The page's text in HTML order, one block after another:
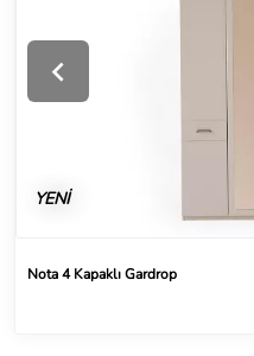
YENİ
Nota 4 Kapaklı Gardrop